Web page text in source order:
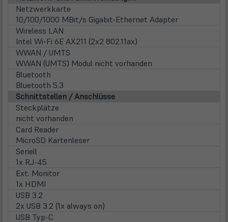
Netzwerkkarte
10/100/1000 MBit/s Gigabit-Ethernet Adapter
Wireless LAN
Intel Wi-Fi 6E AX211 (2x2 802.11ax)
WWAN / UMTS
WWAN (UMTS) Modul nicht vorhanden
Bluetooth
Bluetooth 5.3
Schnittstellen / Anschlüsse
Steckplätze
nicht vorhanden
Card Reader
MicroSD Kartenleser
Seriell
1x RJ-45
Ext. Monitor
1x HDMI
USB 3.2
2x USB 3.2 (1x always on)
USB Typ-C